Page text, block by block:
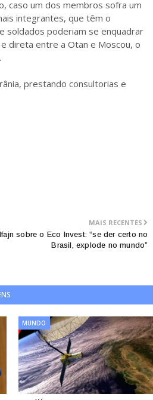
caso um dos membros sofra um
integrantes, que têm o
soldados poderiam se enquadrar
direta entre a Otan e Moscou, o
prestando consultorias e
MAIS RECENTES
sobre o Eco Invest: “se der certo no
Brasil, explode no mundo”
MUNDO